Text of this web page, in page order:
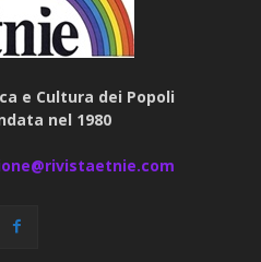
e Cultura dei Popoli
nel 1980